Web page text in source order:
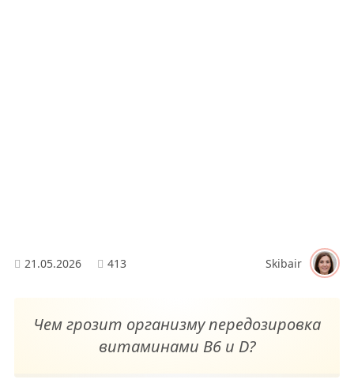
21.05.2026 413 Skibair
Чем грозит организму передозировка
витаминами B6 и D?